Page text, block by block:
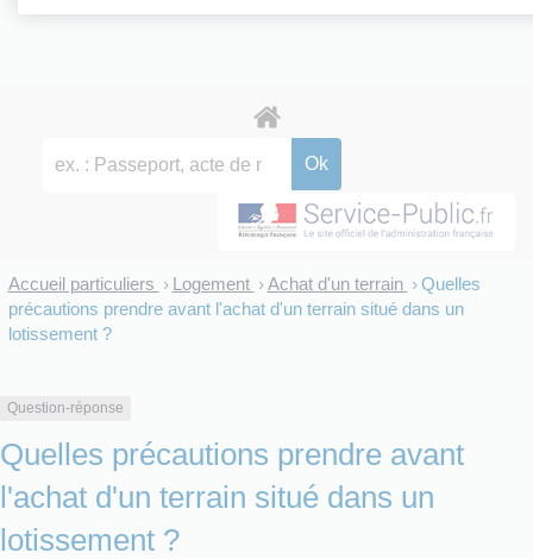
Accueil particuliers > Logement > Achat d'un terrain > Quelles
précautions prendre avant l'achat d'un terrain situé dans un
lotissement ?
Question-réponse
Quelles précautions prendre avant
l'achat d'un terrain situé dans un
lotissement ?